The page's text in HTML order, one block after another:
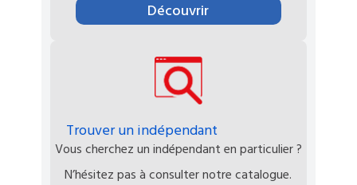
Découvrir
Trouver un indépendant
Vous cherchez un indépendant en particulier ?
N’hésitez pas à consulter notre catalogue.